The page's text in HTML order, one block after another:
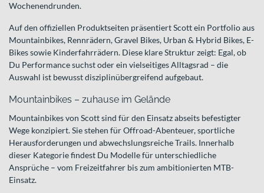
Wochenendrunden.
Auf den offiziellen Produktseiten präsentiert Scott ein Portfolio aus
Mountainbikes, Rennrädern, Gravel Bikes, Urban & Hybrid Bikes, E-
Bikes sowie Kinderfahrrädern. Diese klare Struktur zeigt: Egal, ob
Du Performance suchst oder ein vielseitiges Alltagsrad – die
Auswahl ist bewusst disziplinübergreifend aufgebaut.
Mountainbikes – zuhause im Gelände
Mountainbikes von Scott sind für den Einsatz abseits befestigter
Wege konzipiert. Sie stehen für Offroad-Abenteuer, sportliche
Herausforderungen und abwechslungsreiche Trails. Innerhalb
dieser Kategorie findest Du Modelle für unterschiedliche
Ansprüche – vom Freizeitfahrer bis zum ambitionierten MTB-
Einsatz.